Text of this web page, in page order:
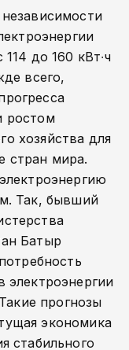
до 160 кВт∙ч
всего,
ростом
хозяйства для
стран мира.
Так, бывший
Батыр
электроэнергии
прогнозы
экономика
стабильного